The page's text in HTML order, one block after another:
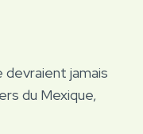
devraient jamais
du Mexique,